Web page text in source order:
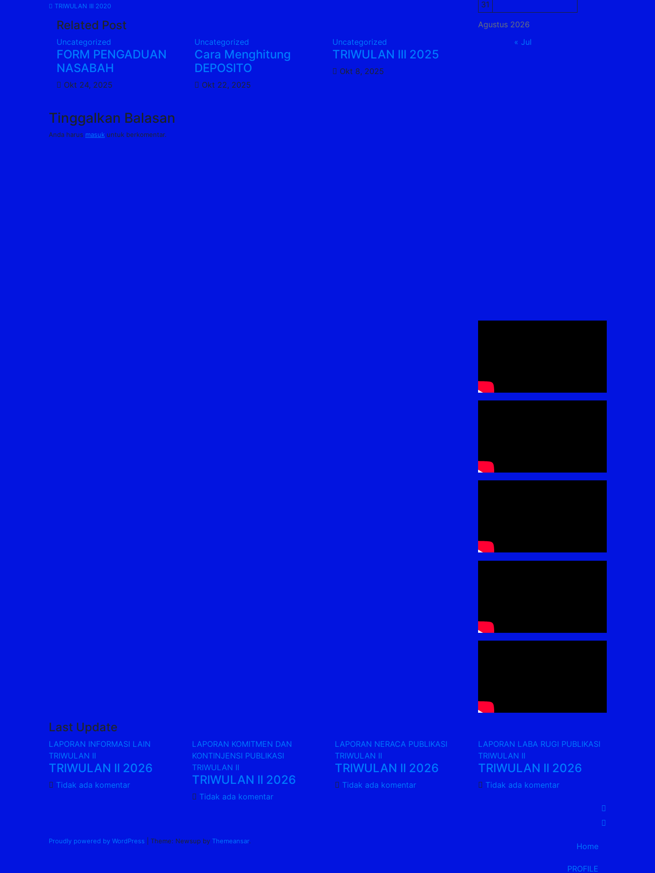
Navigasi
pos
TRIWULAN III 2020
Related Post
Uncategorized
FORM PENGADUAN
NASABAH
Okt 24, 2025
Uncategorized
Cara Menghitung
DEPOSITO
Okt 22, 2025
Uncategorized
TRIWULAN III 2025
Okt 8, 2025
Tinggalkan Balasan
Anda harus masuk untuk berkomentar.
Agustus 2026
31
« Jul
Last Update
LAPORAN INFORMASI LAIN
TRIWULAN II
TRIWULAN II 2026
Tidak ada komentar
LAPORAN KOMITMEN DAN
KONTINJENSI PUBLIKASI
TRIWULAN II
TRIWULAN II 2026
Tidak ada komentar
LAPORAN NERACA PUBLIKASI
TRIWULAN II
TRIWULAN II 2026
Tidak ada komentar
LAPORAN LABA RUGI PUBLIKASI
TRIWULAN II
TRIWULAN II 2026
Tidak ada komentar
Proudly powered by WordPress Theme: Newsup by Themeansar.
Home
PROFILE